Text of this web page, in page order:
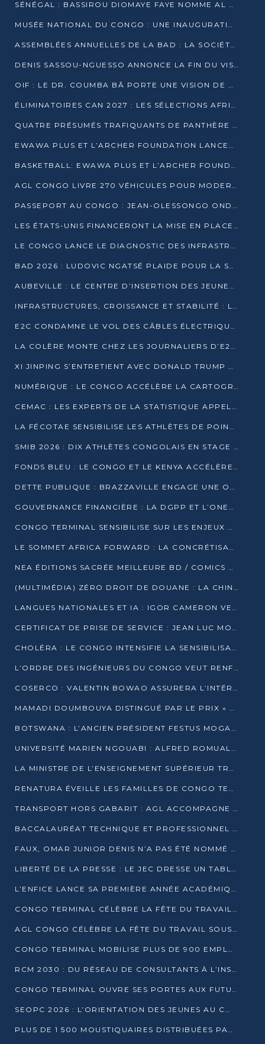
SÉNÉGAL : BASSIROU DIOMAYE FAYE NOMME AL AMINOU LÔ PREMIER MINISTRE
MUSÉE NATIONAL DU CONGO : UNE INAUGURATION PORTEUSE D’ESPOIR POUR LA CULTURE
ASSEMBLÉES ANNUELLES DE LA BAD : LA SOCIÉTÉ CIVILE CONGOLAISE À LA RECHERCHE DE PARTENAIRES POUR SES PROJETS
DENIS SASSOU-NGUESSO ANNONCE LA FIN DU VISA POUR LES AFRICAINS EN 2027
OIF : LE DR. COUMBA BÂ PORTE UNE VISION DE DIALOGUE, DE STABILITÉ ET DE RÉFORME À LA TÊTE
ÉLIMINATOIRES CAN 2027 : LES SÉLECTIONS AFRICAINES CONNAISSENT LEURS ADVERSAIRES
QUATRE PRÉSUMÉS TRAFIQUANTS DE PANTHÈRE ARRÊTÉS À EWO
EWAWA PLUS ET L’ARCHER FOUNDATION LANCENT UN CAMP DE BASKET POUR LES JEUNES À BRAZZAVILLE
BASKETBALL: EWAWA PLUS ET L’ARCHER FOUNDATION LANCENT UN CAMP POUR LES JEUNES
AGL CONGO LIVRE 270 VÉHICULES POUR MODERNISER LE TRANSPORT URBAIN
PASSEPORT AU CONGO : JEAN-OLESSONGO ONDAYE VEUT METTRE FIN AUX LENTEURS ADMINISTRATIVES
LES ÉTATS-UNIS FINANCERONT LA MISE EN PLACE DE JUSQU’À 50 CLINIQUES DE LUTTE CONTRE L’EBOLA
LE CONGO LANCE LE DIAGNOSTIC DES INFRASTRUCTURES SPORTIVES DU COMPLEXE DE KINTÉLÉ
BAD 2026 : LUDOVIC NGATSÉ PLAIDE POUR LA SOUVERAINETÉ FINANCIÈRE AFRICAINE
AUBEVILLE : LE CENTRE D’INSERTION DES JEUNES PRÊT À OUVRIR SES PORTES
INFRASTRUCTURES, CROISSANCE ET STABILITÉ : LA GUINÉE AFFÛTE SES AMBITIONS
E2C CONDAMNE LE VOL DES CÂBLES ÉLECTRIQUES APRÈS UNE VIDÉO VIRALE
LA COLÈRE MONTE CHEZ LES JOURNALIERS D’E2C QUI DÉNONCENT 20 ANS DE PRÉCARITÉ
XI JINPING S’ENTRETIENT AVEC DONALD TRUMP À BEIJING
NUMÉRIQUE : LE CONGO ACCÉLÈRE LA CARTOGRAPHIE DE SES INFRASTRUCTURES DIGITALES
CEMAC : LES EXPERTS DE LA STATISTIQUE APPELLENT À RENFORCER LA SÉCURISATION DES DONNÉES
LA FÉCOTAE SENSIBILISE LES ATHLÈTES DE POINTE-NOIRE À L’HYGIÈNE ALIMENTA
SMIB 2026 : DIX ATHLÈTES CONGOLAIS EN STAGE AU KENYA
FONDS BLEU : LE CONGO ET LE KENYA ACCÉLÈRENT LA MOBILISATION DES FINANCEMENTS
DETTE PUBLIQUE : BRAZZAVILLE ENGAGE UNE OPÉRATION DE RACHAT DE 575 MILLIONS DE DOLLARS
GOUVERNANCE FINANCIÈRE : LA DGPP ET L’ONEC-C VERS UN PARTENARIAT POUR ASSAINIR LES ENTREPRISES PUBLIQUES
CONGO TERMINAL SENSIBILISE SUR LES ENJEUX DE LA SANTÉ MENTALE EN
LE SOMMET AFRICA FORWARD : LA CONCRÉTISATION DE PARTENARIATS ÉQUILIBRÉS ET TOURNÉS VERS L’AVENIR ENTRE LE CONTINENT AFRICAIN ET LA FRANCE
NEA ÉDITIONS SACRÉE MEILLEURE BD / COMICS D’AFRIQUE AU KENYA
(MULTIMÉDIA) ZÉRO DROIT DE DOUANE : LA CHINE ET L’AFRIQUE VERS UNE PROXIMITÉ SANS PRÉCÉDENT (PAPIER GÉNÉRAL)
LANGUES NATIONALES ET IA : IGOR CAMERON VEUT ARRIMER LA STRATÉGIE IA À LA LOI SUR LA RECHERCHE
CERTIFICAT DE PRISE DE SERVICE : JEAN LUC MOUTHOU DÉMENT UNE « FAKE NEWS »
CHOLÉRA : LE CONGO INTENSIFIE LA SENSIBILISATION AU MARCHÉ DE TALANGAÏ
L’ORDRE DES INGÉNIEURS DU CONGO VEUT RENFORCER L’ÉTHIQUE ET LA CRÉDIBILITÉ DE LA PROFESSION
COSERCO : VALENTIN BOWAO ASSURERA L’INTÉRIM À LA TÊTE DU BUREAU EXÉCUTIF NATIONAL
MAMADI DOUMBOUYA DISTINGUÉ PAR LE PRIX « SUPER GRAND BÂTISSEUR BABACAR N’DIAYE »
BOTSWANA : L’ANCIEN PRÉSIDENT FESTUS MOGAE EST MORT À 86 ANS
UNIVERSITÉ MARIEN NGOUABI : ALFRED ROMUALD NGUYA POATY SOUTIENT UNE THÈSE SUR LE PARADOXE DE LA CROISSANCE EN ZONE CEMAC
LA MINISTRE DE L’ENSEIGNEMENT SUPÉRIEUR TRACE SA FEUILLE DE ROUTE
RENATURA ÉVEILLE LES FAMILLES DE CONGO TERMINAL À LA PROTECTION DE L’ENVIRONNEMENT
TRANSPORT HORS GABARIT : AGL ACCOMPAGNE LE DÉVELOPPEMENT DU SECTEUR BRASSICOLE AU CONGO
BACCALAURÉAT TECHNIQUE ET PROFESSIONNEL : 16 352 CANDIDATS LANCÉS DANS LES ÉPREUVES D’EPS
FAUX, OMAR JUNIOR DENIS N’A PAS ÉTÉ NOMMÉ AIDE DE CAMP ADJOINT DE DENIS SASSOU NGUESSO
LIBERTÉ DE LA PRESSE : LE JEC DRESSE UN TABLEAU PRÉOCCUPANT AU CONGO
L’ENFICE LANCE SA PREMIÈRE ANNÉE ACADÉMIQUE AVEC 100 FUTURS ENSEIGNANTS
CONGO TERMINAL CÉLÈBRE LA FÊTE DU TRAVAIL AVEC SES COLLABORATEURS À POINTE-NOIRE
AGL CONGO CÉLÈBRE LA FÊTE DU TRAVAIL SOUS LE SIGNE DE LA COHÉSION
CONGO TERMINAL MOBILISE PLUS DE 900 EMPLOYÉS AUTOUR DE LA SÉCURITÉ AU TRAVAIL
RCM 2030 : DU RÉSEAU DE CONSULTANTS À L’INSTRUMENT DE PUISSANCE EN AFRIQUE FRANCOPHONE
CONGO TERMINAL OUVRE SES PORTES AUX FUTURS INGÉNIEURS AU FORUM DES MÉTIERS D’UCAC-ICAM
SEOPC 2026 : L’ORIENTATION DES JEUNES AU CŒUR DE LA DEUXIÈME ÉDITION
PLUS DE 1 500 MOUSTIQUAIRES DISTRIBUÉES PAR AGL ET CONGO TERMINAL DANS LA LUTTE CONTRE LE PALUDISME